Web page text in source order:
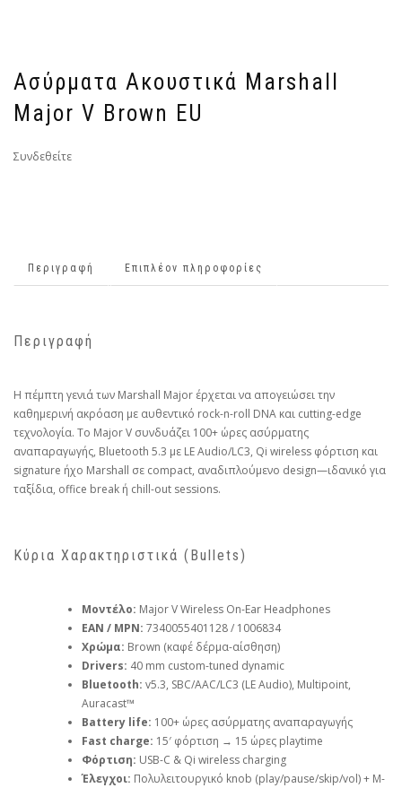
Ασύρματα Ακουστικά Marshall
Major V Brown EU
Συνδεθείτε
Περιγραφή Επιπλέον πληροφορίες
Περιγραφή
Η πέμπτη γενιά των Marshall Major έρχεται να απογειώσει την
καθημερινή ακρόαση με αυθεντικό rock-n-roll DNA και cutting-edge
τεχνολογία. Το Major V συνδυάζει 100+ ώρες ασύρματης
αναπαραγωγής, Bluetooth 5.3 με LE Audio/LC3, Qi wireless φόρτιση και
signature ήχο Marshall σε compact, αναδιπλούμενο design—ιδανικό για
ταξίδια, office break ή chill-out sessions.
Κύρια Χαρακτηριστικά (Bullets)
Μοντέλο: Major V Wireless On-Ear Headphones
EAN / MPN: 7340055401128 / 1006834
Χρώμα: Brown (καφέ δέρμα-αίσθηση)
Drivers: 40 mm custom-tuned dynamic
Bluetooth: v5.3, SBC/AAC/LC3 (LE Audio), Multipoint,
Auracast™
Battery life: 100+ ώρες ασύρματης αναπαραγωγής
Fast charge: 15′ φόρτιση → 15 ώρες playtime
Φόρτιση: USB-C & Qi wireless charging
Έλεγχοι: Πολυλειτουργικό knob (play/pause/skip/vol) + M-